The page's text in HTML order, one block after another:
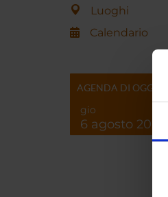
Luoghi
Calendario
AGENDA DI OGGI
gio
6 agosto 2026